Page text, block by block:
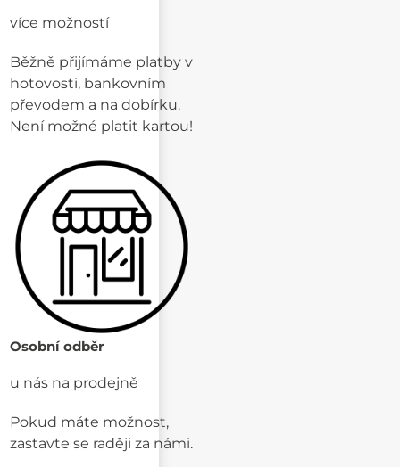
více možností
Běžně přijímáme platby v
hotovosti, bankovním
převodem a na dobírku.
Není možné platit kartou!
Osobní odběr
u nás na prodejně
Pokud máte možnost,
zastavte se raději za námi.